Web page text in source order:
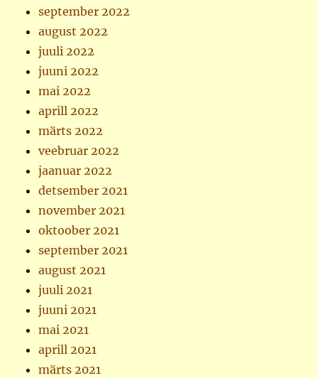
september 2022
august 2022
juuli 2022
juuni 2022
mai 2022
aprill 2022
märts 2022
veebruar 2022
jaanuar 2022
detsember 2021
november 2021
oktoober 2021
september 2021
august 2021
juuli 2021
juuni 2021
mai 2021
aprill 2021
märts 2021